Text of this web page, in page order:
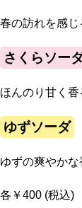
春の訪れを感じ
さくらソー
ほんのり甘く
ゆずソーダ
ゆずの爽やか
各￥400 (税込)